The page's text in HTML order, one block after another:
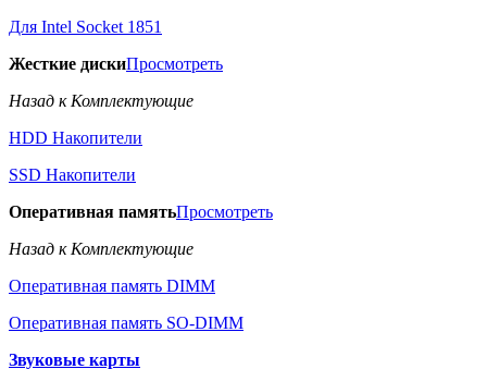
Для Intel Socket 1851
Жесткие дискиПросмотреть
Назад к Комплектующие
HDD Накопители
SSD Накопители
Оперативная памятьПросмотреть
Назад к Комплектующие
Оперативная память DIMM
Оперативная память SO-DIMM
Звуковые карты